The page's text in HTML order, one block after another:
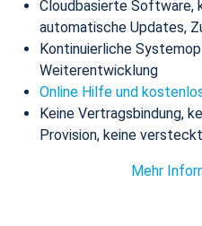
Cloudbasierte Software,
automatische Updates,
Kontinuierliche
Weiterentwicklung
Online Hilfe und
Keine Vertragsbindung,
Provision, keine
Mehr